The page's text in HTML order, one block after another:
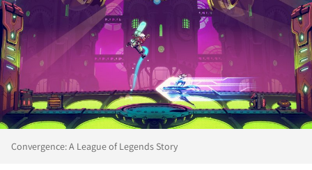
Convergence: A League of Legends Story